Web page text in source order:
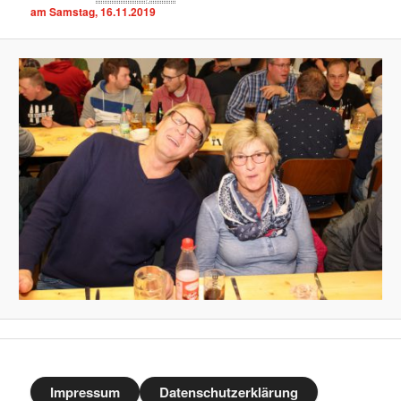
am Samstag, 16.11.2019
Impressum Datenschutzerklärung